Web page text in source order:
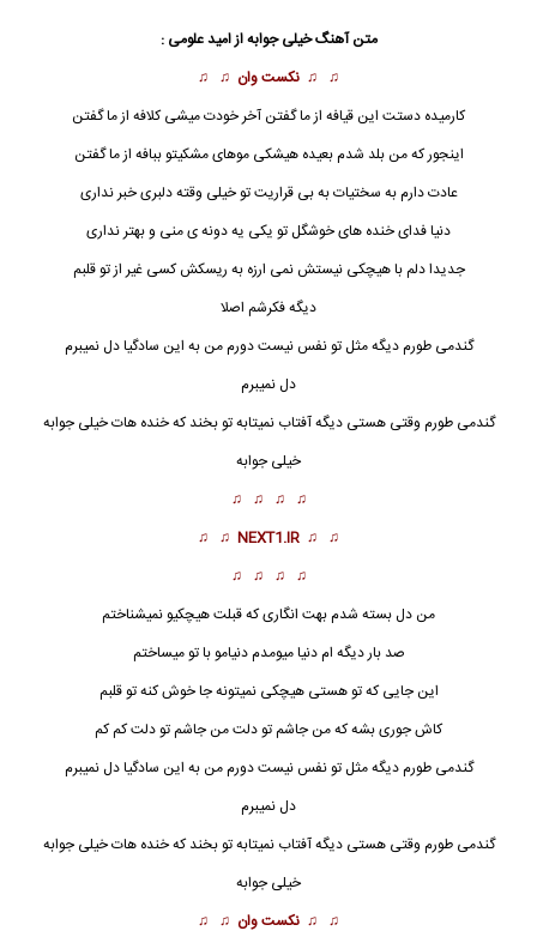
متن آهنگ خیلی جوابه ازامید علومی :
♫ ♫ نکست وان ♫ ♫
کار‌میده دستت این قیافه از ما گفتن آخر خودت میشی کلافه از ما گفتن
اینجور که من بلد شدم بعیده هیشکی موهای مشکیتو ببافه از ما گفتن
عادت دارم به سختیات به بی قراریت تو خیلی وقته دلبری خبر نداری
دنیا فدای خنده های خوشگل تو یکی یه دونه ی منی و بهتر نداری
جدیدا دلم با هیچکی نیستش نمی ارزه به ریسکش کسی غیر از تو قلبم
دیگه فکرشم اصلا
گندمی طورم دیگه مثل تو نفس نیست دورم من به این سادگیا دل نمیبرم
دل نمیبرم
گندمی طورم وقتی هستی دیگه آفتاب نمیتابه تو بخند که خنده هات خیلی جوابه
خیلی جوابه
♫ ♫ ♫ ♫
♫ ♫
NEXT1.IR
♫ ♫
♫ ♫ ♫ ♫
من دل بسته شدم بهت انگاری که قبلت هیچکیو نمیشناختم
صد بار دیگه ام دنیا میومدم دنیامو با تو میساختم
این جایی که تو هستی هیچکی نمیتونه جا خوش کنه تو قلبم
کاش جوری بشه که من جاشم تو دلت من جاشم تو دلت کم کم
گندمی طورم دیگه مثل تو نفس نیست دورم من به این سادگیا دل نمیبرم
دل نمیبرم
گندمی طورم وقتی هستی دیگه آفتاب نمیتابه تو بخند که خنده هات خیلی جوابه
خیلی جوابه
♫ ♫ نکست وان ♫ ♫